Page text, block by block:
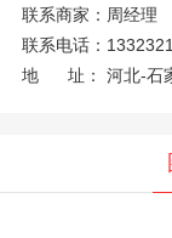
联系商家： 周经理
联系电话：
地 址：
河北-石